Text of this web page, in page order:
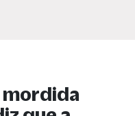
mordida